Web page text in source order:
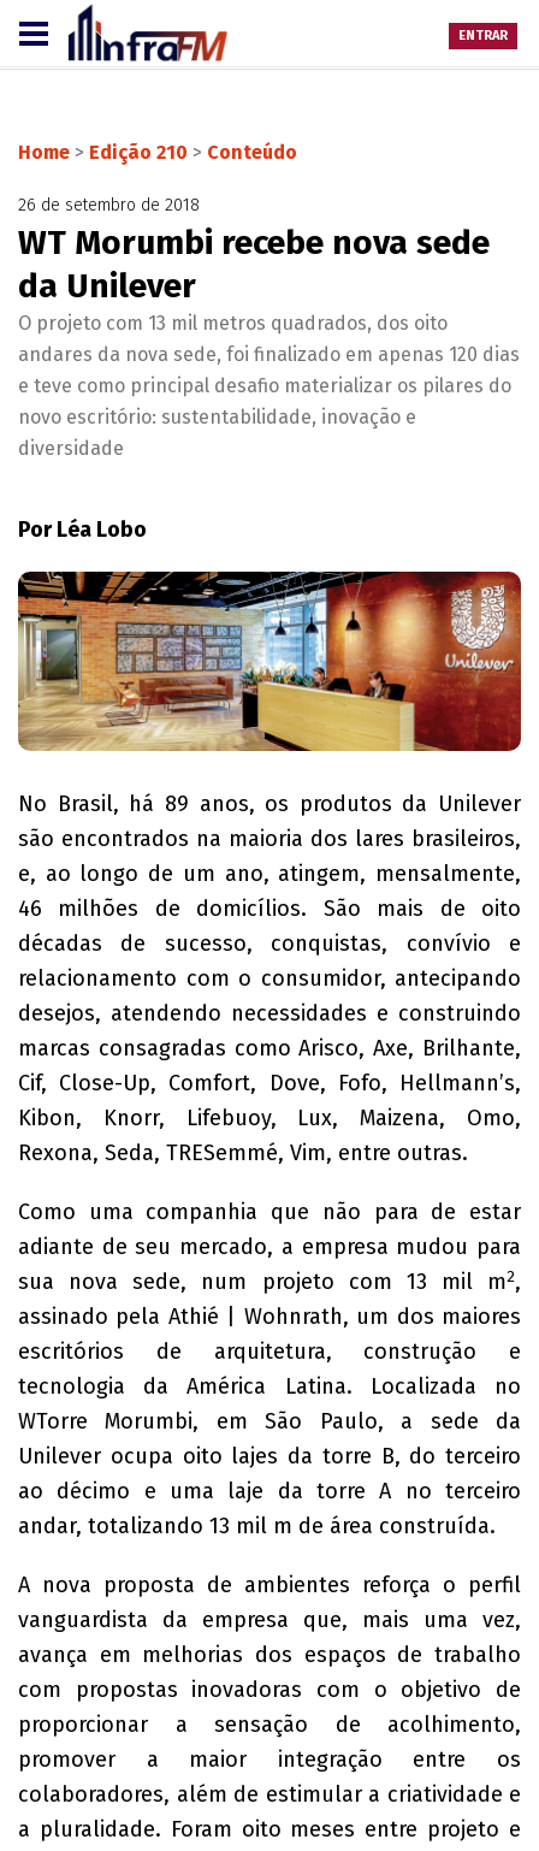
ENTRAR
Home > Edição 210 > Conteúdo
26 de setembro de 2018
WT Morumbi recebe nova sede
da Unilever
O projeto com 13 mil metros quadrados, dos oito
andares da nova sede, foi finalizado em apenas 120 dias
e teve como principal desafio materializar os pilares do
novo escritório: sustentabilidade, inovação e
diversidade
Por Léa Lobo
No Brasil, há 89 anos, os produtos da Unilever
são encontrados na maioria dos lares brasileiros,
e, ao longo de um ano, atingem, mensalmente,
46 milhões de domicílios. São mais de oito
décadas de sucesso, conquistas, convívio e
relacionamento com o consumidor, antecipando
desejos, atendendo necessidades e construindo
marcas consagradas como Arisco, Axe, Brilhante,
Cif, Close-Up, Comfort, Dove, Fofo, Hellmann’s,
Kibon, Knorr, Lifebuoy, Lux, Maizena, Omo,
Rexona, Seda, TRESemmé, Vim, entre outras.
Como uma companhia que não para de estar
adiante de seu mercado, a empresa mudou para
sua nova sede, num projeto com 13 mil m2,
assinado pela Athié | Wohnrath, um dos maiores
escritórios de arquitetura, construção e
tecnologia da América Latina. Localizada no
WTorre Morumbi, em São Paulo, a sede da
Unilever ocupa oito lajes da torre B, do terceiro
ao décimo e uma laje da torre A no terceiro
andar, totalizando 13 mil m de área construída.
A nova proposta de ambientes reforça o perfil
vanguardista da empresa que, mais uma vez,
avança em melhorias dos espaços de trabalho
com propostas inovadoras com o objetivo de
proporcionar a sensação de acolhimento,
promover a maior integração entre os
colaboradores, além de estimular a criatividade e
a pluralidade. Foram oito meses entre projeto e